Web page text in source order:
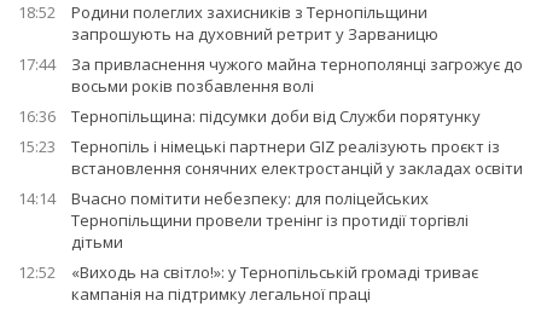
18:52
Родини полеглих захисників з Тернопільщини
запрошують на духовний ретрит у Зарваницю
17:44
За привласнення чужого майна тернополянці загрожує до
восьми років позбавлення волі
16:36
Тернопільщина: підсумки доби від Служби порятунку
15:23
Тернопіль і німецькі партнери GIZ реалізують проєкт із
встановлення сонячних електростанцій у закладах освіти
14:14
Вчасно помітити небезпеку: для поліцейських
Тернопільщини провели тренінг із протидії торгівлі
дітьми
12:52
«Виходь на світло!»: у Тернопільській громаді триває
кампанія на підтримку легальної праці